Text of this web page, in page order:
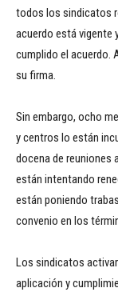
todos los sindicatos
acuerdo está vigente
cumplido el acuerdo.
su firma.
Sin embargo, ocho
y centros lo están
docena de reuniones
están intentando
están poniendo
convenio en los
Los sindicatos
aplicación y